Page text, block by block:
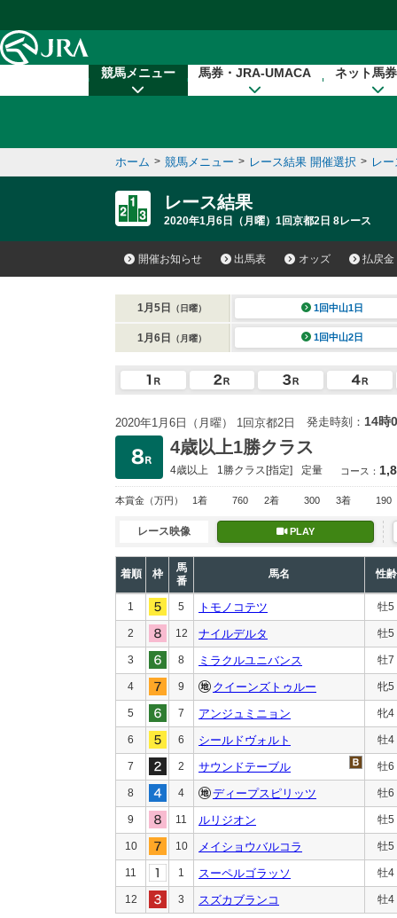
競馬メニュー 馬券・JRA-UMACA ネット馬
ホーム > 競馬メニュー > レース結果 開催選択 > レ
レース結果
2020年1月6日（月曜）1回京都2日 8レース
開催お知らせ 出馬表 オッズ 払戻金
1月5日 （日曜） 1回中山1日
1月6日 （月曜） 1回中山2日
2020年1月6日（月曜） 1回京都2日 発走時刻： 14時
4歳以上1勝クラス
4歳以上 1勝クラス[指定] 定量 コース：
本賞金 （万円） 1着 760 2着 300 3着 190
レース映像 PLAY
着順 枠
馬
番
馬名 性齢
1 5 トモノコテツ 牡5
2 12 ナイルデルタ 牡5
3 8 ミラクルユニバンス 牡7
4 9 クイーンズトゥルー 牝5
5 7 アンジュミニョン 牝4
6 6 シールドヴォルト 牡4
7 2 サウンドテーブル 牡6
8 4 ディープスピリッツ 牡6
9 11 ルリジオン 牡5
10 10 メイショウバルコラ 牡5
11 1 スーペルゴラッソ 牡4
12 3 スズカブランコ 牡4